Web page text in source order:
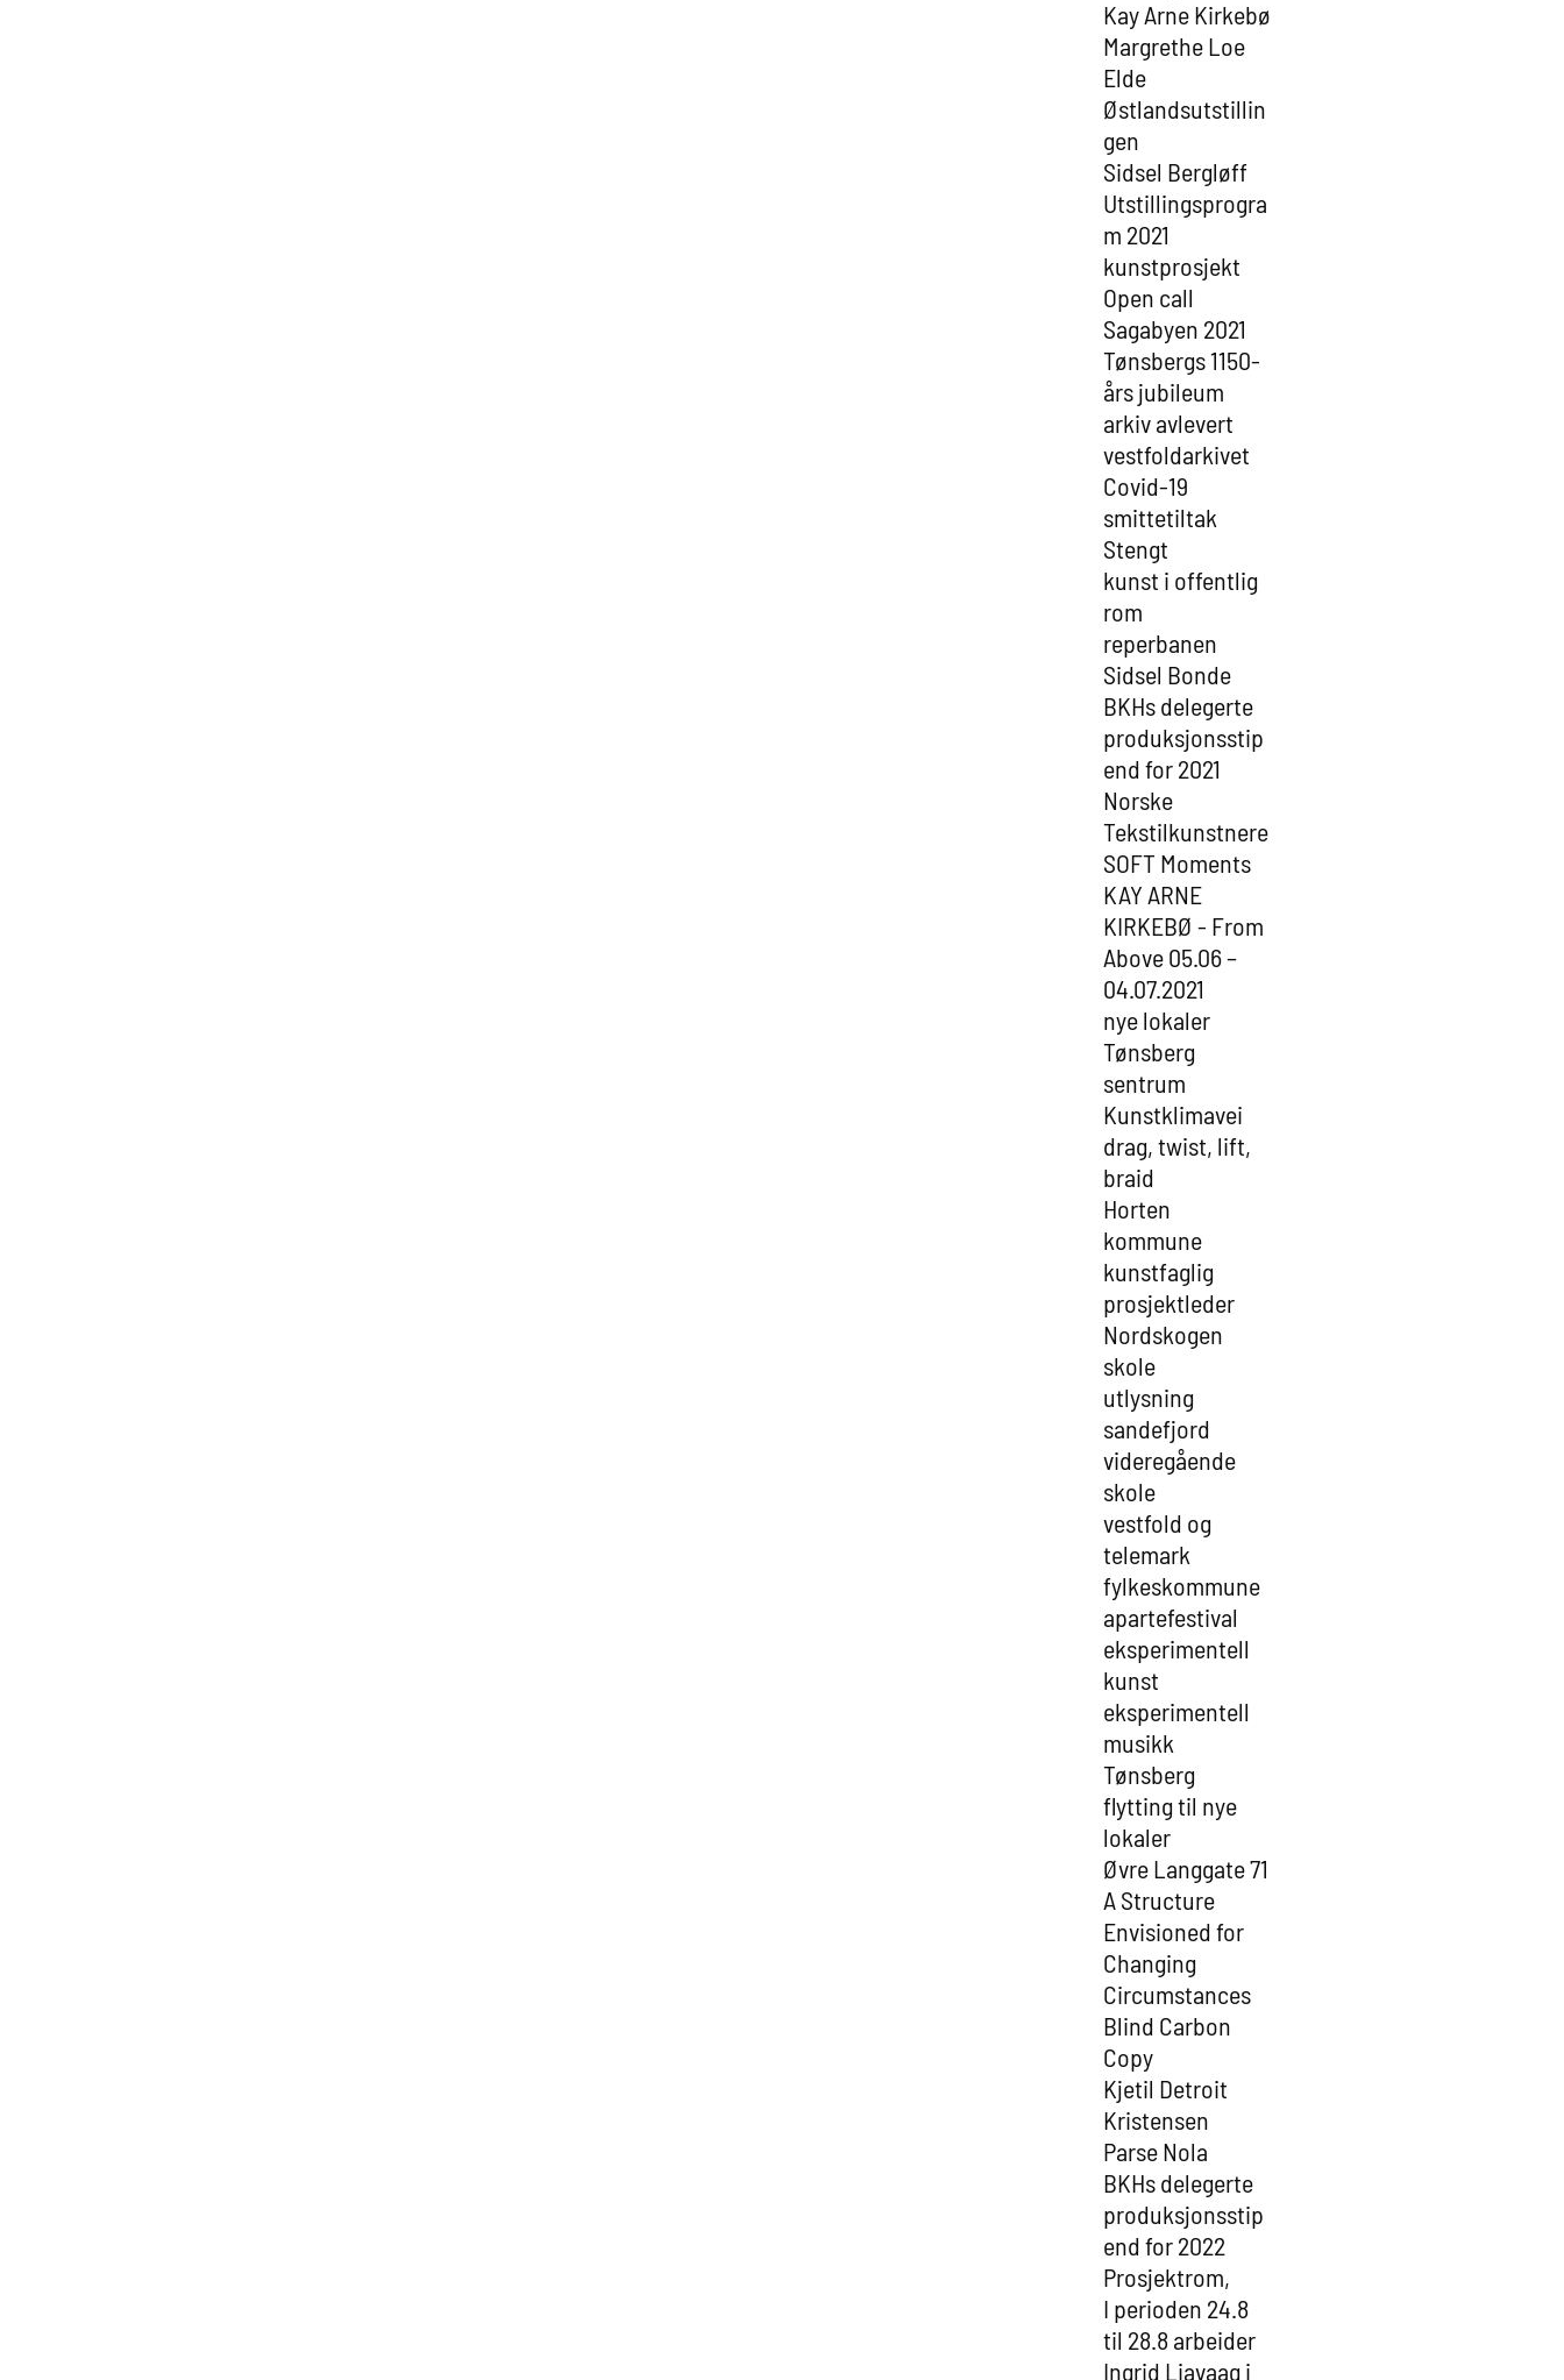
Kay Arne Kirkebø
Margrethe Loe
Elde
Østlandsutstillin
gen
Sidsel Bergløff
Utstillingsprogra
m 2021
kunstprosjekt
Open call
Sagabyen 2021
Tønsbergs 1150-
års jubileum
arkiv avlevert
vestfoldarkivet
Covid-19
smittetiltak
Stengt
kunst i offentlig
rom
reperbanen
Sidsel Bonde
BKHs delegerte
produksjonsstip
end for 2021
Norske
Tekstilkunstnere
SOFT Moments
KAY ARNE
KIRKEBØ - From
Above 05.06 –
04.07.2021
nye lokaler
Tønsberg
sentrum
Kunstklimavei
drag, twist, lift,
braid
Horten
kommune
kunstfaglig
prosjektleder
Nordskogen
skole
utlysning
sandefjord
videregående
skole
vestfold og
telemark
fylkeskommune
apartefestival
eksperimentell
kunst
eksperimentell
musikk
Tønsberg
flytting til nye
lokaler
Øvre Langgate 71
A Structure
Envisioned for
Changing
Circumstances
Blind Carbon
Copy
Kjetil Detroit
Kristensen
Parse Nola
BKHs delegerte
produksjonsstip
end for 2022
Prosjektrom,
I perioden 24.8
til 28.8 arbeider
Ingrid Liavaag i